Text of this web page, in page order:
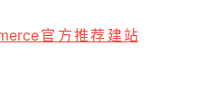
官方推荐建站